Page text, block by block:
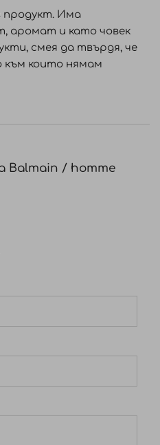
продукт. Има
аромат и като човек
смея да твърдя, че
към които нямам
Balmain / homme